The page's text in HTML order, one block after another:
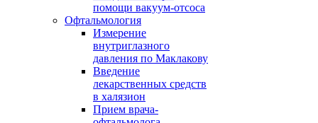
помощи вакуум-отсоса
Офтальмология
Измерение
внутриглазного
давления по Маклакову
Введение
лекарственных средств
в халязион
Прием врача-